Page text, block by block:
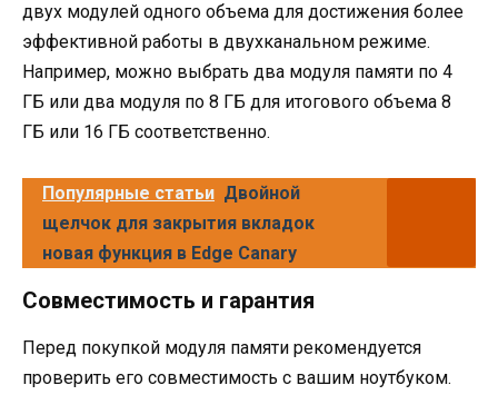
двух модулей одного объема для достижения более
эффективной работы в двухканальном режиме.
Например, можно выбрать два модуля памяти по 4
ГБ или два модуля по 8 ГБ для итогового объема 8
ГБ или 16 ГБ соответственно.
Популярные статьи Двойной
щелчок для закрытия вкладок
новая функция в Edge Canary
Совместимость и гарантия
Перед покупкой модуля памяти рекомендуется
проверить его совместимость с вашим ноутбуком.